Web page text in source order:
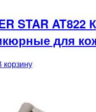
STAR AT822
для
корзину